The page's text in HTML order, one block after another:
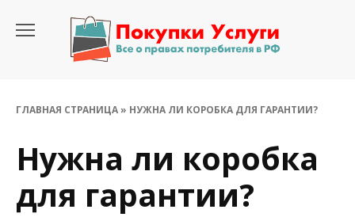
содержанию
ГЛАВНАЯ СТРАНИЦА» НУЖНА ЛИ КОРОБКА ДЛЯ ГАРАНТИИ?
Нужна ли коробка
для гарантии?